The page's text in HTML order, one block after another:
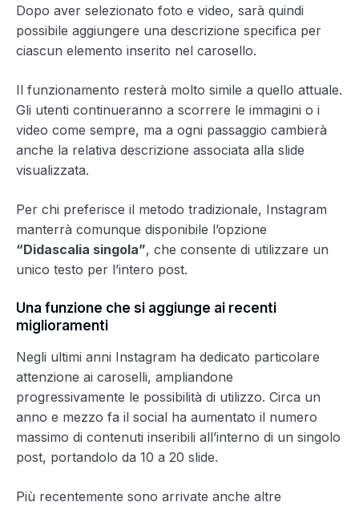
Dopo aver selezionato foto e video, sarà quindi
possibile aggiungere una descrizione specifica per
ciascun elemento inserito nel carosello.
Il funzionamento resterà molto simile a quello attuale.
Gli utenti continueranno a scorrere le immagini o i
video come sempre, ma a ogni passaggio cambierà
anche la relativa descrizione associata alla slide
visualizzata.
Per chi preferisce il metodo tradizionale, Instagram
manterrà comunque disponibile l’opzione
“Didascalia singola”, che consente di utilizzare un
unico testo per l’intero post.
Una funzione che si aggiunge ai recenti
miglioramenti
Negli ultimi anni Instagram ha dedicato particolare
attenzione ai caroselli, ampliandone
progressivamente le possibilità di utilizzo. Circa un
anno e mezzo fa il social ha aumentato il numero
massimo di contenuti inseribili all’interno di un singolo
post, portandolo da 10 a 20 slide.
Più recentemente sono arrivate anche altre